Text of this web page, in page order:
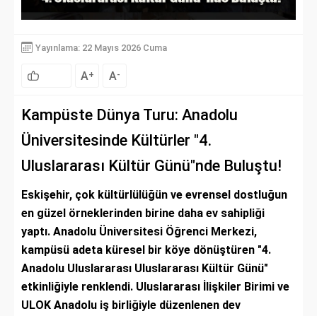
Yayınlama: 22 Mayıs 2026 Cuma
A+ A-
Kampüste Dünya Turu: Anadolu
Üniversitesinde Kültürler "4.
Uluslararası Kültür Günü"nde Buluştu!
Eskişehir, çok kültürlülüğün ve evrensel dostluğun
en güzel örneklerinden birine daha ev sahipliği
yaptı. Anadolu Üniversitesi Öğrenci Merkezi,
kampüsü adeta küresel bir köye dönüştüren "4.
Anadolu Uluslararası Uluslararası Kültür Günü"
etkinliğiyle renklendi. Uluslararası İlişkiler Birimi ve
ULOK Anadolu iş birliğiyle düzenlenen dev